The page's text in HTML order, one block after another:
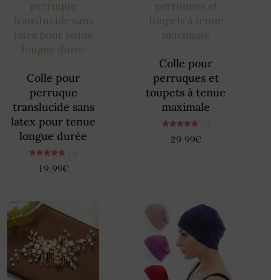
Colle pour
perruque
translucide sans
latex pour tenue
longue durée
5.00
(2)
19.99€
Colle pour
perruques et
toupets à tenue
maximale
5.00
(1)
29.99€